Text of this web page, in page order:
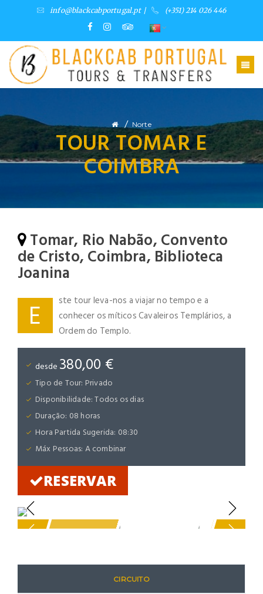
info@blackcabportugal.pt / (+351) 214 026 446
/ Norte
TOUR TOMAR E
COIMBRA
Tomar, Rio Nabão, Convento
de Cristo, Coimbra, Biblioteca
Joanina
E
ste tour leva-nos a viajar no tempo e a
conhecer os míticos Cavaleiros Templários, a
Ordem do Templo.
desde 380,00 €
Tipo de Tour: Privado
Disponibilidade: Todos os dias
Duração: 08 horas
Hora Partida Sugerida: 08:30
Máx Pessoas: A combinar
RESERVAR
Previous Next
CIRCUITO